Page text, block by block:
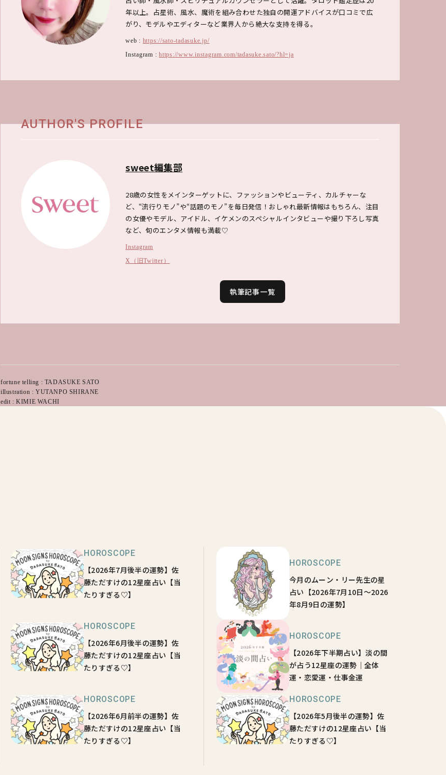
年以上。占星術、風水、魔術を組み合わせた独自の開運アドバイスが口コミで広
がり、モデルやエディターなど業界人から絶大な支持を得る。
web : https://sato-tadasuke.jp/
Instagram :https://www.instagram.com/tadasuke.sato/?hl=ja
AUTHOR'S PROFILE
sweet編集部
28歳の女性をメインターゲットに、ファッションやビューティ、カルチャーな
ど、“流行りモノ”や“話題のモノ”を毎日発信！おしゃれ最新情報はもちろん、注目
の女優やモデル、アイドル、イケメンのスペシャルインタビューや撮り下ろし写真
など、旬のエンタメ情報も満載♡
Instagram
X（旧Twitter）
執筆記事一覧
fortune telling : TADASUKE SATO
illustration : YUTANPO SHIRANE
edit : KIMIE WACHI
HOROSCOPE
【2026年7月後半の運勢】佐
藤ただすけの12星座占い【当
たりすぎる♡】
HOROSCOPE
今月のムーン・リー先生の星
占い【2026年7月10日～2026
年8月9日の運勢】
HOROSCOPE
【2026年6月後半の運勢】佐
藤ただすけの12星座占い【当
たりすぎる♡】
HOROSCOPE
【2026年下半期占い】淡の間
が占う12星座の運勢｜全体
運・恋愛運・仕事金運
HOROSCOPE
【2026年6月前半の運勢】佐
藤ただすけの12星座占い【当
たりすぎる♡】
HOROSCOPE
【2026年5月後半の運勢】佐
藤ただすけの12星座占い【当
たりすぎる♡】